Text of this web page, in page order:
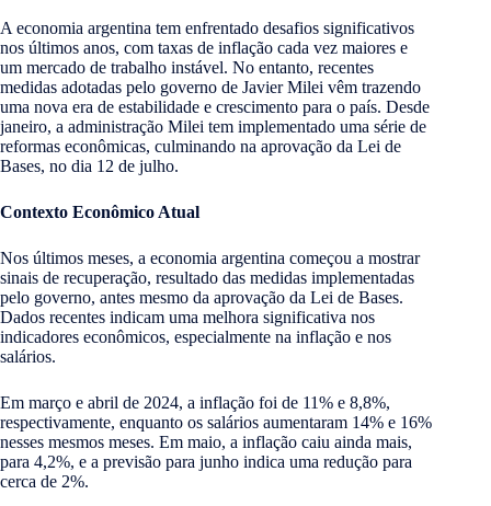
A economia argentina tem enfrentado desafios significativos
nos últimos anos, com taxas de inflação cada vez maiores e
um mercado de trabalho instável. No entanto, recentes
medidas adotadas pelo governo de Javier Milei vêm trazendo
uma nova era de estabilidade e crescimento para o país. Desde
janeiro, a administração Milei tem implementado uma série de
reformas econômicas, culminando na aprovação da Lei de
Bases, no dia 12 de julho.
Contexto Econômico Atual
Nos últimos meses, a economia argentina começou a mostrar
sinais de recuperação, resultado das medidas implementadas
pelo governo, antes mesmo da aprovação da Lei de Bases.
Dados recentes indicam uma melhora significativa nos
indicadores econômicos, especialmente na inflação e nos
salários.
Em março e abril de 2024, a inflação foi de 11% e 8,8%,
respectivamente, enquanto os salários aumentaram 14% e 16%
nesses mesmos meses. Em maio, a inflação caiu ainda mais,
para 4,2%, e a previsão para junho indica uma redução para
cerca de 2%.